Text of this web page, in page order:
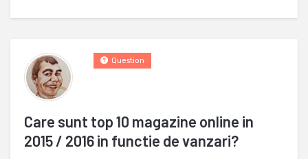
Care sunt top 10 magazine online in
2015 / 2016 in functie de vanzari?
Question